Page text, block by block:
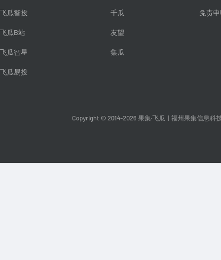
飞瓜智投
飞瓜B站
飞瓜智星
飞瓜易投
千瓜
友望
集瓜
免责
Copyright © 2014-2026 果集·飞瓜 福州果集信息科